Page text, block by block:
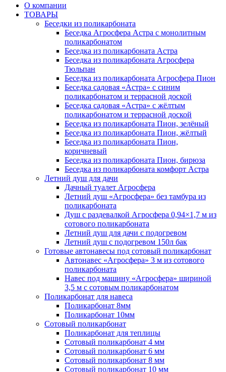
О компании
ТОВАРЫ
Беседки из поликарбоната
Беседка Агросфера Астра с монолитным
поликарбонатом
Беседка из поликарбоната Астра
Беседка из поликарбоната Агросфера
Тюльпан
Беседка из поликарбоната Агросфера Пион
Беседка садовая «Астра» с синим
поликарбонатом и террасной доской
Беседка садовая «Астра» с жёлтым
поликарбонатом и террасной доской
Беседка из поликарбоната Пион, зелёный
Беседка из поликарбоната Пион, жёлтый
Беседка из поликарбоната Пион,
коричневый
Беседка из поликарбоната Пион, бирюза
Беседка из поликарбоната комфорт Астра
Летний душ для дачи
Дачный туалет Агросфера
Летний душ «Агросфера» без тамбура из
поликарбоната
Душ с раздевалкой Агросфера 0,94×1,7 м из
сотового поликарбоната
Летний душ для дачи с подогревом
Летний душ с подогревом 150л бак
Готовые автонавесы под сотовый поликарбонат
Автонавес «Агросфера» 3 м из сотового
поликарбоната
Навес под машину «Агросфера» шириной
3,5 м с сотовым поликарбонатом
Поликарбонат для навеса
Поликарбонат 8мм
Поликарбонат 10мм
Сотовый поликарбонат
Поликарбонат для теплицы
Сотовый поликарбонат 4 мм
Сотовый поликарбонат 6 мм
Сотовый поликарбонат 8 мм
Сотовый поликарбонат 10 мм